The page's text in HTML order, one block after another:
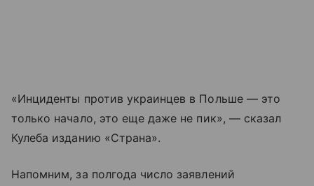
«Инциденты против украинцев в Польше — это
только начало, это еще даже не пик», — сказал
Кулеба изданию «Страна».
Напомним, за полгода число заявлений